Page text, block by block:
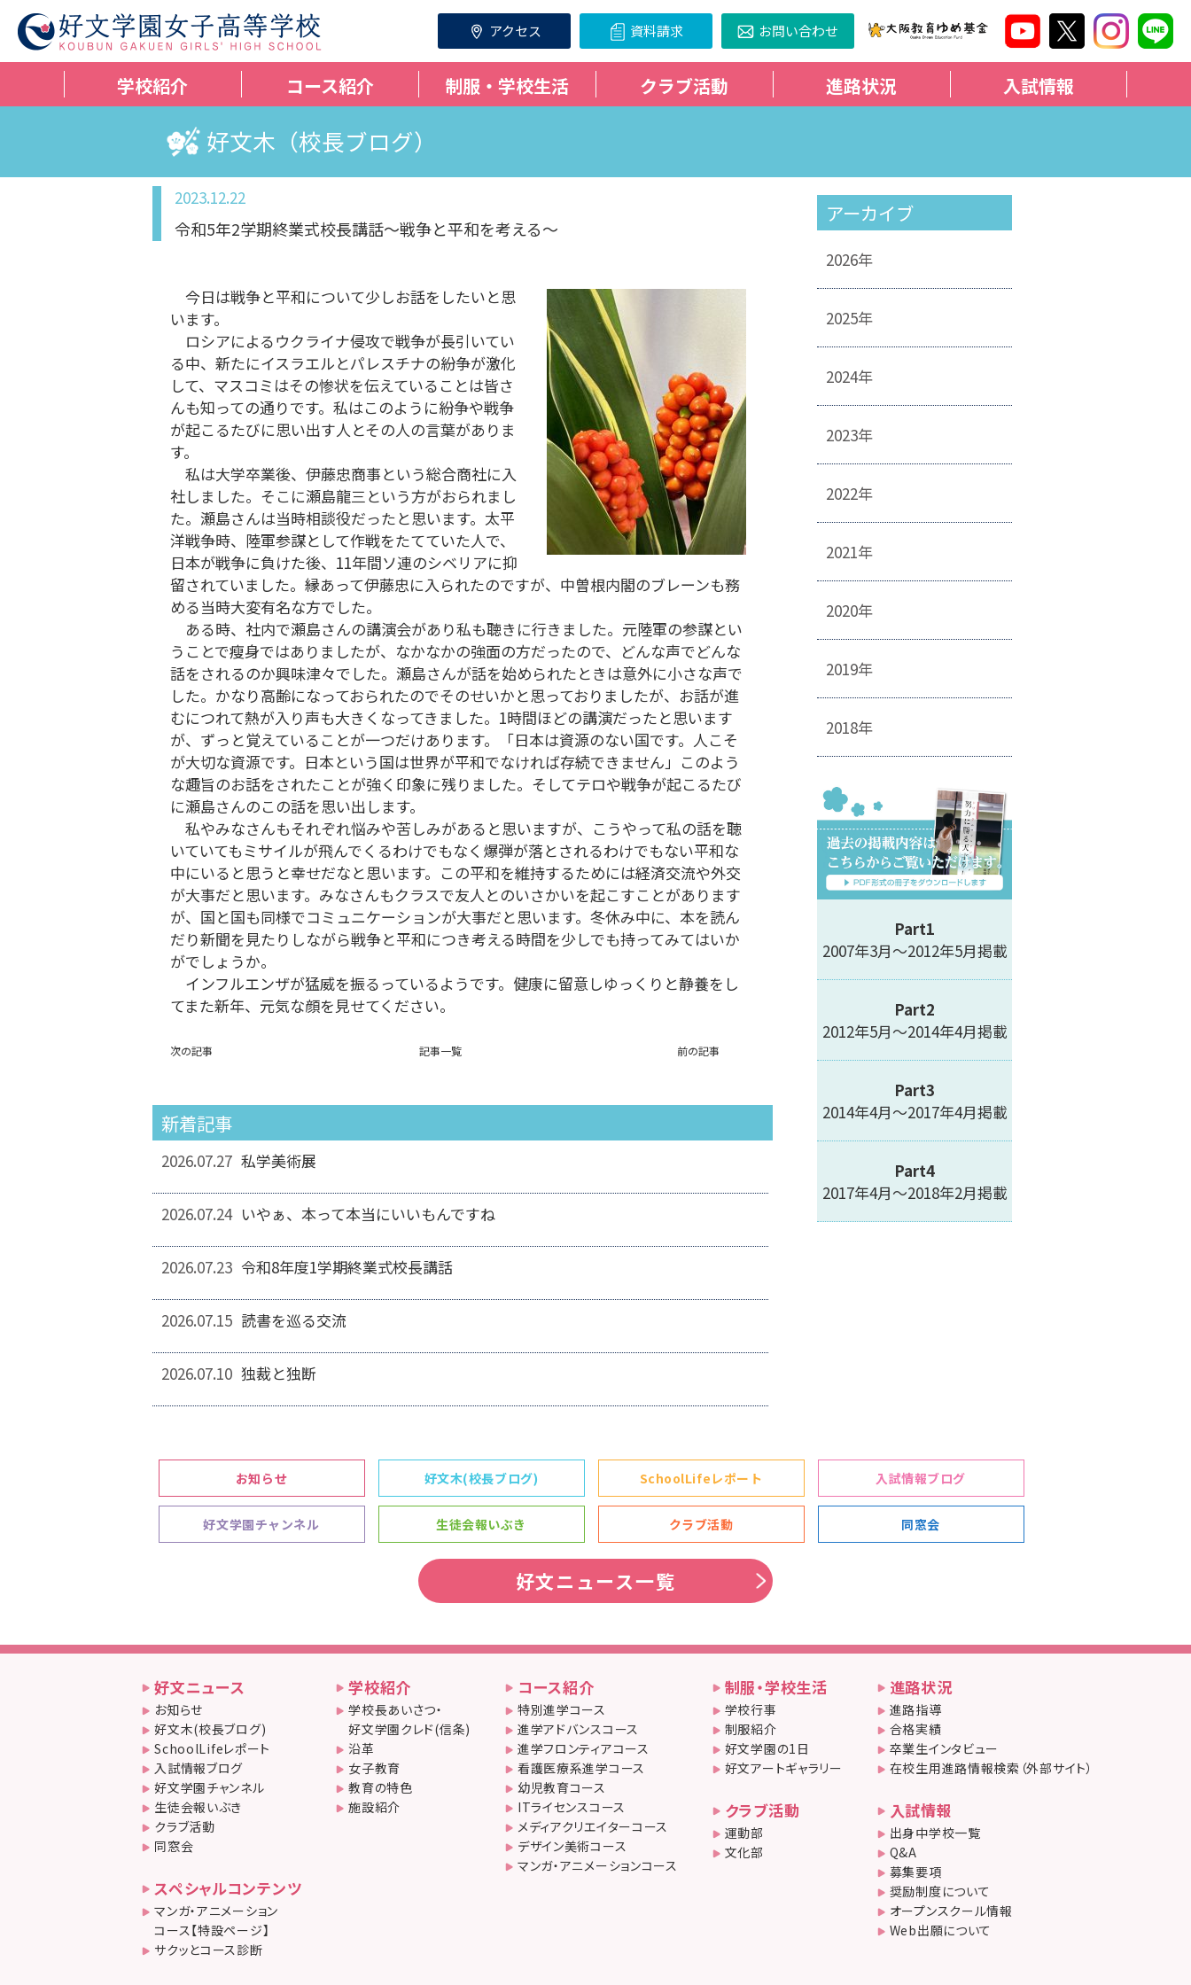
アクセス 資料請求 お問い合わせ
学校紹介 コース紹介 制服・学校生活 クラブ活動 進路状況 入試情報
好文木（校長ブログ）
2023.12.22
令和5年2学期終業式校長講話～戦争と平和を考える～
今日は戦争と平和について少しお話をしたいと思
います。
ロシアによるウクライナ侵攻で戦争が長引いてい
る中、新たにイスラエルとパレスチナの紛争が激化
して、マスコミはその惨状を伝えていることは皆さ
んも知っての通りです。私はこのように紛争や戦争
が起こるたびに思い出す人とその人の言葉がありま
す。
私は大学卒業後、伊藤忠商事という総合商社に入
社しました。そこに瀬島龍三という方がおられまし
た。瀬島さんは当時相談役だったと思います。太平
洋戦争時、陸軍参謀として作戦をたてていた人で、
日本が戦争に負けた後、11年間ソ連のシベリアに抑
留されていました。縁あって伊藤忠に入られたのですが、中曽根内閣のブレーンも務
める当時大変有名な方でした。
ある時、社内で瀬島さんの講演会があり私も聴きに行きました。元陸軍の参謀とい
うことで瘦身ではありましたが、なかなかの強面の方だったので、どんな声でどんな
話をされるのか興味津々でした。瀬島さんが話を始められたときは意外に小さな声で
した。かなり高齢になっておられたのでそのせいかと思っておりましたが、お話が進
むにつれて熱が入り声も大きくなってきました。1時間ほどの講演だったと思います
が、ずっと覚えていることが一つだけあります。「日本は資源のない国です。人こそ
が大切な資源です。日本という国は世界が平和でなければ存続できません」このよう
な趣旨のお話をされたことが強く印象に残りました。そしてテロや戦争が起こるたび
に瀬島さんのこの話を思い出します。
私やみなさんもそれぞれ悩みや苦しみがあると思いますが、こうやって私の話を聴
いていてもミサイルが飛んでくるわけでもなく爆弾が落とされるわけでもない平和な
中にいると思うと幸せだなと思います。この平和を維持するためには経済交流や外交
が大事だと思います。みなさんもクラスで友人とのいさかいを起こすことがあります
が、国と国も同様でコミュニケーションが大事だと思います。冬休み中に、本を読ん
だり新聞を見たりしながら戦争と平和につき考える時間を少しでも持ってみてはいか
がでしょうか。
インフルエンザが猛威を振るっているようです。健康に留意しゆっくりと静養をし
てまた新年、元気な顔を見せてください。
次の記事 記事一覧 前の記事
新着記事
2026.07.27 私学美術展
2026.07.24 いやぁ、本って本当にいいもんですね
2026.07.23 令和8年度1学期終業式校長講話
2026.07.15 読書を巡る交流
2026.07.10 独裁と独断
アーカイブ
2026年
2025年
2024年
2023年
2022年
2021年
2020年
2019年
2018年
Part1
2007年3月～2012年5月掲載
Part2
2012年5月～2014年4月掲載
Part3
2014年4月～2017年4月掲載
Part4
2017年4月～2018年2月掲載
お知らせ 好文木(校長ブログ) SchoolLifeレポート 入試情報ブログ
好文学園チャンネル 生徒会報いぶき クラブ活動 同窓会
好文ニュース一覧
好文ニュース
お知らせ
好文木(校長ブログ)
SchoolLifeレポート
入試情報ブログ
好文学園チャンネル
生徒会報いぶき
クラブ活動
同窓会
スペシャルコンテンツ
マンガ・アニメーション
コース【特設ページ】
サクッとコース診断
学校紹介
学校長あいさつ・
好文学園クレド(信条)
沿革
女子教育
教育の特色
施設紹介
コース紹介
特別進学コース
進学アドバンスコース
進学フロンティアコース
看護医療系進学コース
幼児教育コース
ITライセンスコース
メディアクリエイターコース
デザイン美術コース
マンガ・アニメーションコース
制服・学校生活
学校行事
制服紹介
好文学園の1日
好文アートギャラリー
クラブ活動
運動部
文化部
進路状況
進路指導
合格実績
卒業生インタビュー
在校生用進路情報検索（外部サイト）
入試情報
出身中学校一覧
Q&A
募集要項
奨励制度について
オープンスクール情報
Web出願について